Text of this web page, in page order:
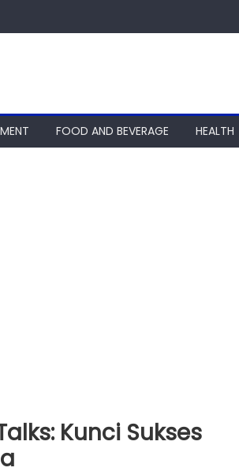
FOOD AND BEVERAGE HEALTH
Kunci Sukses